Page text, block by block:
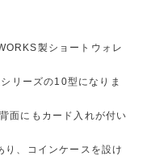
製ショートウォレ
リーズの10型になりま
面にもカード入れが付い
、コインケースを設け